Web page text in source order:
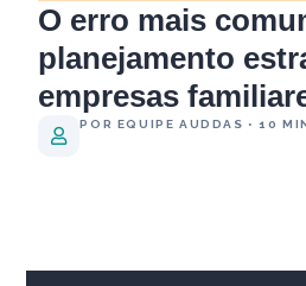
O erro mais
planejamento
empresas
POR EQUIPE AUDDAS • 10